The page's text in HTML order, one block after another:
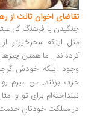
اخوان ثالث از رهبر
با فرهنگ کار عبثی
اینکه سحرخیزتر از ما
ما همین چیزها را
اینکه خودش گرجی
بزنند...من میرم رو
برای تو و امثال تو
مملکت خودتان خدمت کنید